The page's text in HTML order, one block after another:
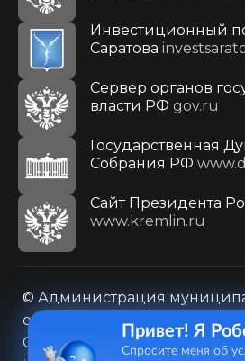
Инвестиционный
Саратова
Сервер органов
власти РФ gov.ru
Государственная
Собрания РФ
Cайт Президента
www.kremlin.ru
© Администрация
образования городского
Саратов»
Привет! Я
Спросите меня об